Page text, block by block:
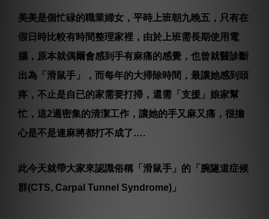
美美是個忙碌的職業婦女，平時上班朝九晚五，只有在
假日時比較有時間整理家裡，由於上班需長期使用電
腦，原本就偶爾會感到手有麻痛的感覺，也曾就醫診斷
出為「滑鼠手」，而每年的大掃除時間，最讓她感到頭
疼，不止是自已的家需要打掃，還需「支援」娘家幫
忙，這2週密集的清潔工作，讓她的手又麻又痛，很擔
心是不是連麻將都打不成了….
此今天就帶大家來認識俗稱「滑鼠手」的「腕隧道症候
群(CTS, Carpal Tunnel Syndrome)」